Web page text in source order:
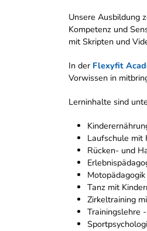
Unsere Ausbildung
Kompetenz und
mit Skripten und
In der Flexyfit
Vorwissen in
Lerninhalte sind
Laufschule mit
Rücken- und
Tanz mit
Zirkeltraining
Trainingslehre